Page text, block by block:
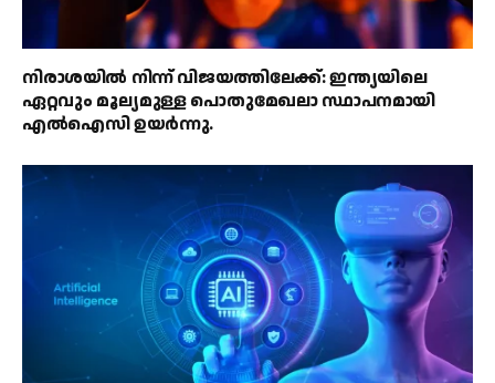
നിരാശയിൽ നിന്ന് വിജയത്തിലേക്ക്: ഇന്ത്യയിലെ
ഏറ്റവും മൂല്യമുള്ള പൊതുമേഖലാ സ്ഥാപനമായി
എൽഐസി ഉയർന്നു.